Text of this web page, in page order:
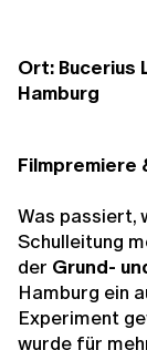
Ort: Bucerius
Hamburg
Filmpremiere
Was passiert,
Schulleitung
der Grund-
Hamburg ein
Experiment
wurde für